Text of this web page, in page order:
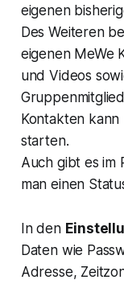
eigenen
Des Weiteren
eigenen MeWe
und Videos
Kontakten
starten.
Auch gibt es im
man einen
In den
Daten wie
Adresse,